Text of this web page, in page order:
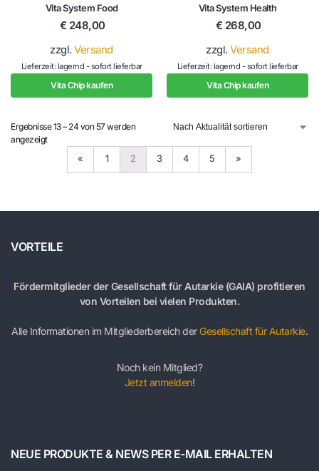
Vita System Food
€248,00
zzgl.Versand
Lieferzeit: lagernd - sofort lieferbar
Vita Chip kaufen
Vita System Health
€268,00
zzgl.Versand
Lieferzeit: lagernd - sofort lieferbar
Vita Chip kaufen
« 1 2 3 4 5 »
Ergebnisse 13 – 24 von 57 werden
angezeigt
VORTEILE
Fördermitglieder der Gesellschaft für Autarkie (GAIA) profitieren
von Vorteilen bei vielen Produkten.
Alle Informationen im Mitgliederbereich der Gesellschaft für Autarkie.
Noch kein Mitglied?
Jetzt anmelden!
NEUE PRODUKTE & NEWS PER E-MAIL ERHALTEN